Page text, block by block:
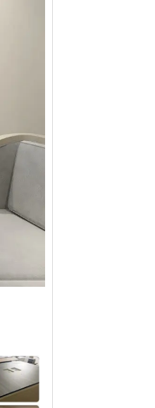
工
固期
徽
团队
我们**
更换
方案。
局均由